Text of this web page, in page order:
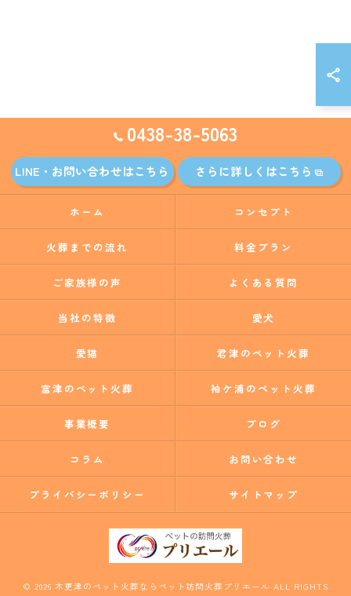
0438-38-5063
LINE・お問い合わせはこちら さらに詳しくはこちら
ホーム コンセプト
火葬までの流れ 料金プラン
ご家族様の声 よくある質問
当社の特徴 愛犬
愛猫 君津のペット火葬
富津のペット火葬 袖ケ浦のペット火葬
事業概要 ブログ
コラム お問い合わせ
プライバシーポリシー サイトマップ
© 2026 木更津のペット火葬ならペット訪問火葬プリエール ALL RIGHTS